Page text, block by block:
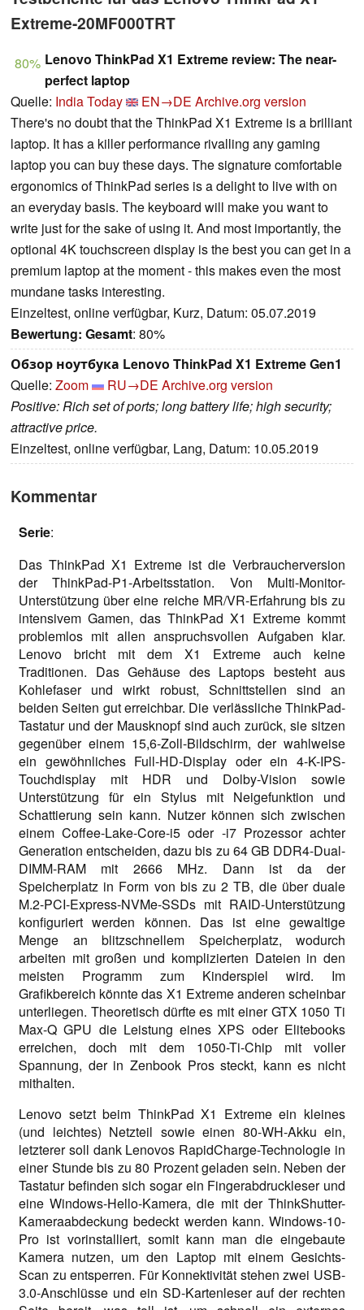
Extreme-20MF000TRT
80% Lenovo ThinkPad X1 Extreme review: The near-
perfect laptop
Quelle: India Today EN→DE Archive.org version
There's no doubt that the ThinkPad X1 Extreme is a brilliant
laptop. It has a killer performance rivalling any gaming
laptop you can buy these days. The signature comfortable
ergonomics of ThinkPad series is a delight to live with on
an everyday basis. The keyboard will make you want to
write just for the sake of using it. And most importantly, the
optional 4K touchscreen display is the best you can get in a
premium laptop at the moment - this makes even the most
mundane tasks interesting.
Einzeltest, online verfügbar, Kurz, Datum: 05.07.2019
Bewertung: Gesamt: 80%
Обзор ноутбука Lenovo ThinkPad X1 Extreme Gen1
Quelle: Zoom RU→DE Archive.org version
Positive: Rich set of ports; long battery life; high security;
attractive price.
Einzeltest, online verfügbar, Lang, Datum: 10.05.2019
Kommentar
Serie:
Das ThinkPad X1 Extreme ist die Verbraucherversion
der ThinkPad-P1-Arbeitsstation. Von Multi-Monitor-
Unterstützung über eine reiche MR/VR-Erfahrung bis zu
intensivem Gamen, das ThinkPad X1 Extreme kommt
problemlos mit allen anspruchsvollen Aufgaben klar.
Lenovo bricht mit dem X1 Extreme auch keine
Traditionen. Das Gehäuse des Laptops besteht aus
Kohlefaser und wirkt robust, Schnittstellen sind an
beiden Seiten gut erreichbar. Die verlässliche ThinkPad-
Tastatur und der Mausknopf sind auch zurück, sie sitzen
gegenüber einem 15,6-Zoll-Bildschirm, der wahlweise
ein gewöhnliches Full-HD-Display oder ein 4-K-IPS-
Touchdisplay mit HDR und Dolby-Vision sowie
Unterstützung für ein Stylus mit Neigefunktion und
Schattierung sein kann. Nutzer können sich zwischen
einem Coffee-Lake-Core-i5 oder -i7 Prozessor achter
Generation entscheiden, dazu bis zu 64 GB DDR4-Dual-
DIMM-RAM mit 2666 MHz. Dann ist da der
Speicherplatz in Form von bis zu 2 TB, die über duale
M.2-PCI-Express-NVMe-SSDs mit RAID-Unterstützung
konfiguriert werden können. Das ist eine gewaltige
Menge an blitzschnellem Speicherplatz, wodurch
arbeiten mit großen und komplizierten Dateien in den
meisten Programm zum Kinderspiel wird. Im
Grafikbereich könnte das X1 Extreme anderen scheinbar
unterliegen. Theoretisch dürfte es mit einer GTX 1050 Ti
Max-Q GPU die Leistung eines XPS oder Elitebooks
erreichen, doch mit dem 1050-Ti-Chip mit voller
Spannung, der in Zenbook Pros steckt, kann es nicht
mithalten.
Lenovo setzt beim ThinkPad X1 Extreme ein kleines
(und leichtes) Netzteil sowie einen 80-WH-Akku ein,
letzterer soll dank Lenovos RapidCharge-Technologie in
einer Stunde bis zu 80 Prozent geladen sein. Neben der
Tastatur befinden sich sogar ein Fingerabdruckleser und
eine Windows-Hello-Kamera, die mit der ThinkShutter-
Kameraabdeckung bedeckt werden kann. Windows-10-
Pro ist vorinstalliert, somit kann man die eingebaute
Kamera nutzen, um den Laptop mit einem Gesichts-
Scan zu entsperren. Für Konnektivität stehen zwei USB-
3.0-Anschlüsse und ein SD-Kartenleser auf der rechten